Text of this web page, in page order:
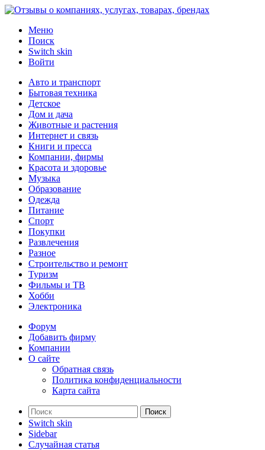
Меню
Поиск
Switch skin
Войти
Авто и транспорт
Бытовая техника
Детское
Дом и дача
Животные и растения
Интернет и связь
Книги и пресса
Компании, фирмы
Красота и здоровье
Музыка
Образование
Одежда
Питание
Спорт
Покупки
Развлечения
Разное
Строительство и ремонт
Туризм
Фильмы и ТВ
Хобби
Электроника
Форум
Добавить фирму
Компании
О сайте
Обратная связь
Политика конфиденциальности
Карта сайта
Поиск
Switch skin
Sidebar
Случайная статья